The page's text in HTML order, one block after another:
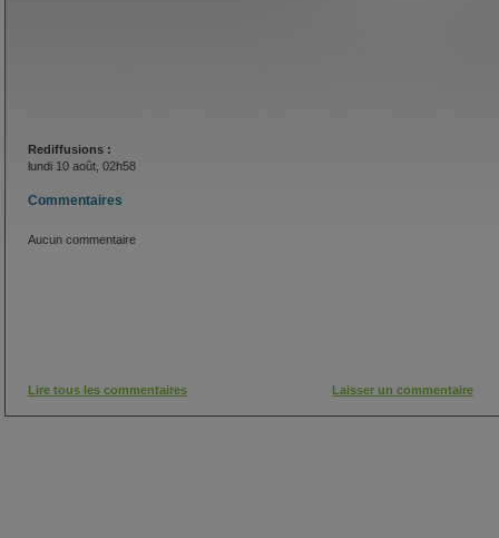
Rediffusions :
lundi 10 août, 02h58
Commentaires
Aucun commentaire
Lire tous les commentaires Laisser un commentaire